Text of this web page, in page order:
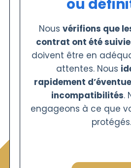
ou
Nousvérifions que
contrat ont été
doivent être en
attentes. Nous
rapidement
incompatibilités.
engageons à ce que
protégés.